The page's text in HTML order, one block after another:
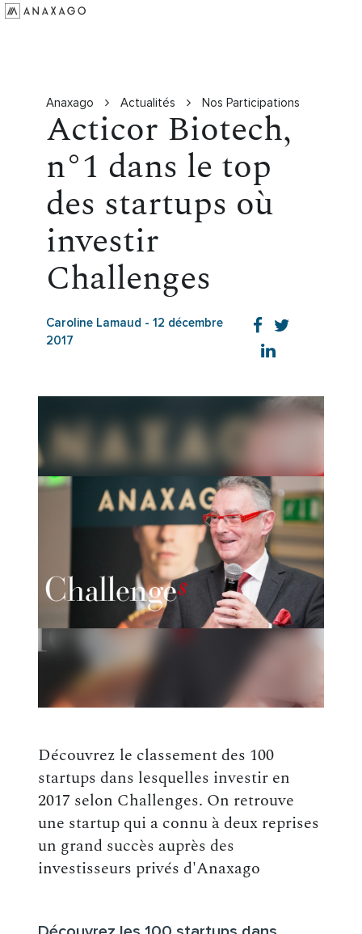
RessourcesAnaxago Actualités Nos Participations
Acticor Biotech,
n°1 dans le top
des startups où
investir
Challenges
Caroline Lamaud - 12 décembre
2017
Découvrez le classement des 100
startups dans lesquelles investir en
2017 selon Challenges. On retrouve
une startup qui a connu à deux reprises
un grand succès auprès des
investisseurs privés d'Anaxago